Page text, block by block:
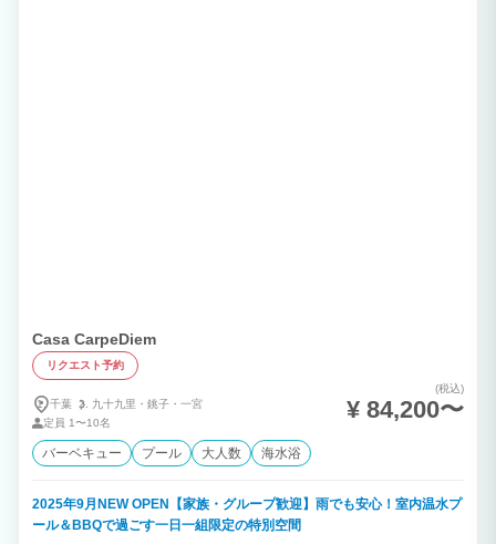
Casa CarpeDiem
リクエスト予約
千葉 九十九里・ 銚子・ 一宮
定員 1〜10名
(税込)
¥ 84,200〜
バーベキュー プール 大人数 海水浴
2025年9月NEW OPEN【家族・グループ歓迎】雨でも安心！室内温水プ
ール＆BBQで過ごす一日一組限定の特別空間